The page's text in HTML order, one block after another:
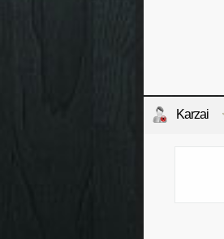
Karzai